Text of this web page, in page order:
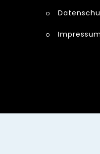
Impressum